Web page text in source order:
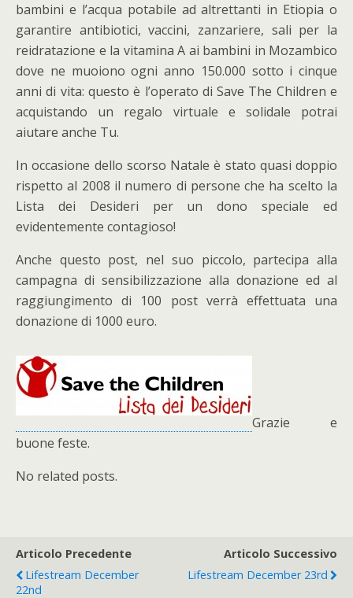
bambini e l’acqua potabile ad altrettanti in Etiopia o
garantire antibiotici, vaccini, zanzariere, sali per la
reidratazione e la vitamina A ai bambini in Mozambico
dove ne muoiono ogni anno 150.000 sotto i cinque
anni di vita: questo è l’operato di Save The Children e
acquistando un regalo virtuale e solidale potrai
aiutare anche Tu.
In occasione dello scorso Natale è stato quasi doppio
rispetto al 2008 il numero di persone che ha scelto la
Lista dei Desideri per un dono speciale ed
evidentemente contagioso!
Anche questo post, nel suo piccolo, partecipa alla
campagna di sensibilizzazione alla donazione ed al
raggiungimento di 100 post verrà effettuata una
donazione di 1000 euro.
Grazie e
buone feste.
No related posts.
Articolo Precedente
Lifestream December
22nd
Articolo Successivo
Lifestream December 23rd